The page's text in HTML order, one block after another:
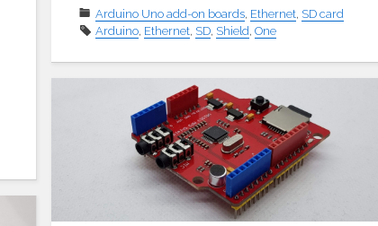
Ethernet
Platine
Arduino Uno add-on boards, Ethernet, SD card
Arduino, Ethernet, SD, Shield,One